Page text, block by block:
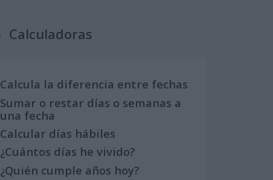
Calculadoras
Calcula la diferencia entre fechas
Sumar o restar días o semanas a
una fecha
Calcular días hábiles
¿Cuántos días he vivido?
¿Quién cumple años hoy?